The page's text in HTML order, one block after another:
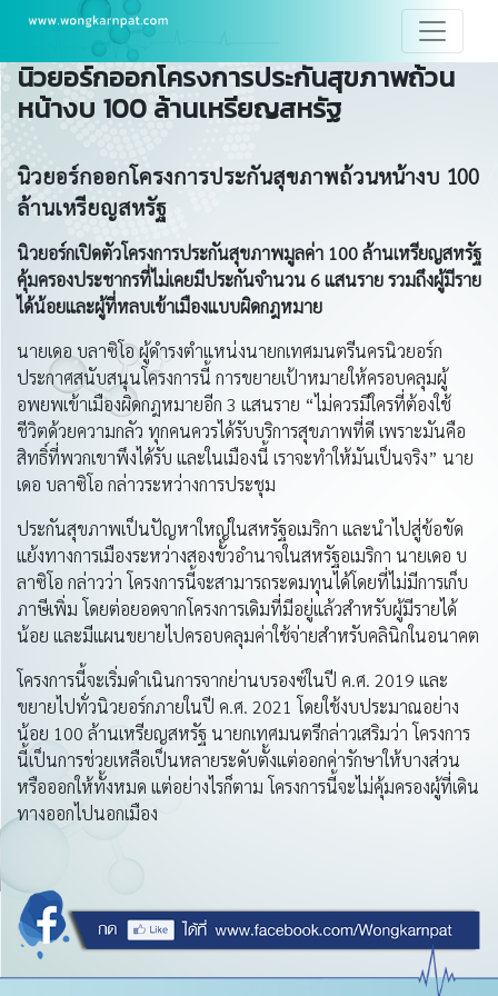
นิวยอร์กออกโครงการประกันสุขภาพถ้วน
หน้างบ 100 ล้านเหรียญสหรัฐ
นิวยอร์กออกโครงการประกันสุขภาพถ้วนหน้างบ 100
ล้านเหรียญสหรัฐ
นิวยอร์กเปิดตัวโครงการประกันสุขภาพมูลค่า 100 ล้านเหรียญสหรัฐ
คุ้มครองประชากรที่ไม่เคยมีประกันจำนวน 6 แสนราย รวมถึงผู้มีราย
ได้น้อยและผู้ที่หลบเข้าเมืองแบบผิดกฎหมาย
นายเดอ บลาซิโอ ผู้ดำรงตำแหน่งนายกเทศมนตรีนครนิวยอร์ก
ประกาศสนับสนุนโครงการนี้ การขยายเป้าหมายให้ครอบคลุมผู้
อพยพเข้าเมืองผิดกฎหมายอีก 3 แสนราย “ไม่ควรมีใครที่ต้องใช้
ชีวิตด้วยความกลัว ทุกคนควรได้รับบริการสุขภาพที่ดี เพราะมันคือ
สิทธิ์ที่พวกเขาพึงได้รับ และในเมืองนี้ เราจะทำให้มันเป็นจริง” นาย
เดอ บลาซิโอ กล่าวระหว่างการประชุม
ประกันสุขภาพเป็นปัญหาใหญ่ในสหรัฐอเมริกา และนำไปสู่ข้อขัด
แย้งทางการเมืองระหว่างสองขั้วอำนาจในสหรัฐอเมริกา นายเดอ บ
ลาซิโอ กล่าวว่า โครงการนี้จะสามารถระดมทุนได้โดยที่ไม่มีการเก็บ
ภาษีเพิ่ม โดยต่อยอดจากโครงการเดิมที่มีอยู่แล้วสำหรับผู้มีรายได้
น้อย และมีแผนขยายไปครอบคลุมค่าใช้จ่ายสำหรับคลินิกในอนาคต
โครงการนี้จะเริ่มดำเนินการจากย่านบรองซ์ในปี ค.ศ. 2019 และ
ขยายไปทั่วนิวยอร์กภายในปี ค.ศ. 2021 โดยใช้งบประมาณอย่าง
น้อย 100 ล้านเหรียญสหรัฐ นายกเทศมนตรีกล่าวเสริมว่า โครงการ
นี้เป็นการช่วยเหลือเป็นหลายระดับตั้งแต่ออกค่ารักษาให้บางส่วน
หรือออกให้ทั้งหมด แต่อย่างไรก็ตาม โครงการนี้จะไม่คุ้มครองผู้ที่เดิน
ทางออกไปนอกเมือง